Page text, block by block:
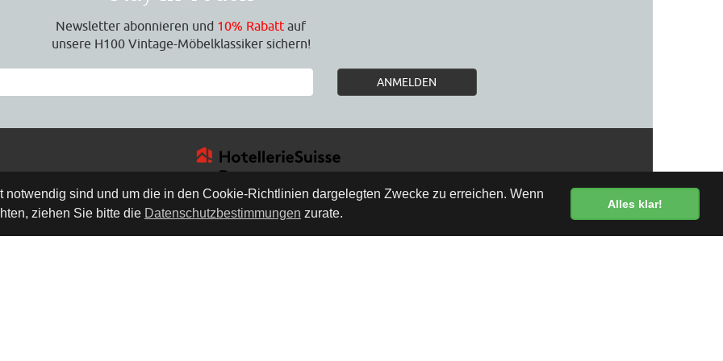
sind und um die in den Cookie-Richtlinien dargelegten Zwecke zu erreichen. Wenn
ziehen Sie bitte die Datenschutzbestimmungen zurate.
Alles klar!
Newsletter abonnieren und 10% Rabatt auf
unsere H100 Vintage-Möbelklassiker sichern!
ANMELDEN